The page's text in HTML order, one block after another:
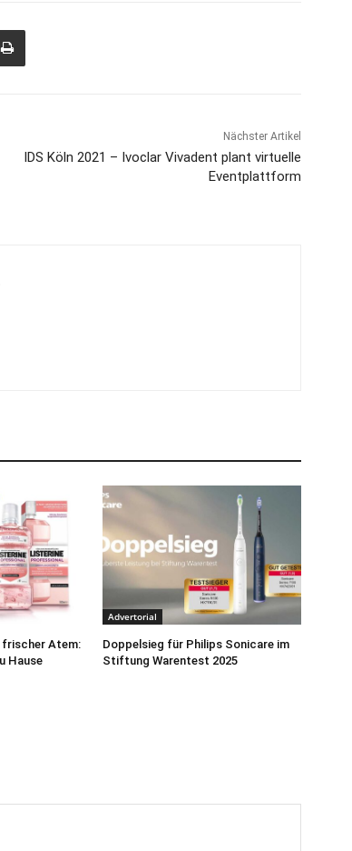
Nächster Artikel
IDS Köln 2021 – Ivoclar Vivadent plant virtuelle
Eventplattform
Atem:
Hause
Advertorial
Doppelsieg für Philips Sonicare im
Stiftung Warentest 2025